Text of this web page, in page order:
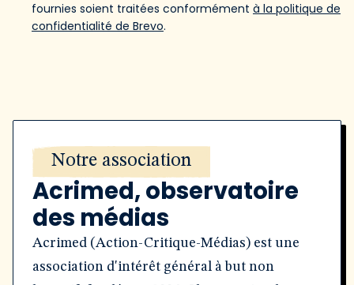
fournies soient traitées conformément à la politique de
confidentialité de Brevo.
Notre association
Acrimed, observatoire
des médias
Acrimed (Action-Critique-Médias) est une
association d'intérêt général à but non